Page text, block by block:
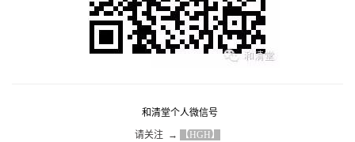
和清堂个人微信号
请关注  → 【HGH】